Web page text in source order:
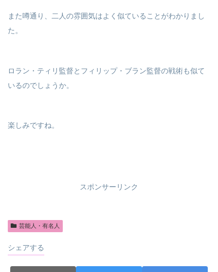
また噂通り、二人の雰囲気はよく似ていることがわかりまし
た。
ロラン・ティリ監督とフィリップ・ブラン監督の戦術も似て
いるのでしょうか。
楽しみですね。
スポンサーリンク
芸能人・有名人
シェアする